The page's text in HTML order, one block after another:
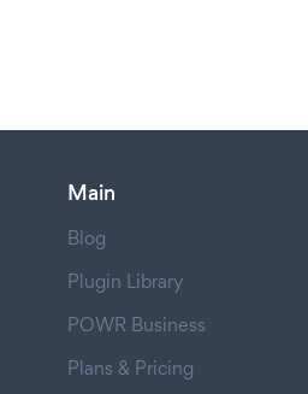
Main
Blog
Plugin Library
POWR Business
Plans & Pricing